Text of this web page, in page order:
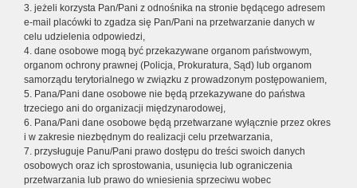
3. jeżeli korzysta Pan/Pani z odnośnika na stronie będącego adresem
e-mail placówki to zgadza się Pan/Pani na przetwarzanie danych w
celu udzielenia odpowiedzi,
4. dane osobowe mogą być przekazywane organom państwowym,
organom ochrony prawnej (Policja, Prokuratura, Sąd) lub organom
samorządu terytorialnego w związku z prowadzonym postępowaniem,
5. Pana/Pani dane osobowe nie będą przekazywane do państwa
trzeciego ani do organizacji międzynarodowej,
6. Pana/Pani dane osobowe będą przetwarzane wyłącznie przez okres
i w zakresie niezbędnym do realizacji celu przetwarzania,
7. przysługuje Panu/Pani prawo dostępu do treści swoich danych
osobowych oraz ich sprostowania, usunięcia lub ograniczenia
przetwarzania lub prawo do wniesienia sprzeciwu wobec